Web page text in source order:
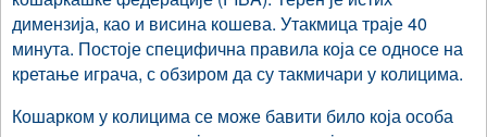
димензија, као и висина кошева. Утакмица траје 40
минута. Постоје специфична правила која се односе на
кретање играча, с обзиром да су такмичари у колицима.
Кошарком у колицима се може бавити било која особа